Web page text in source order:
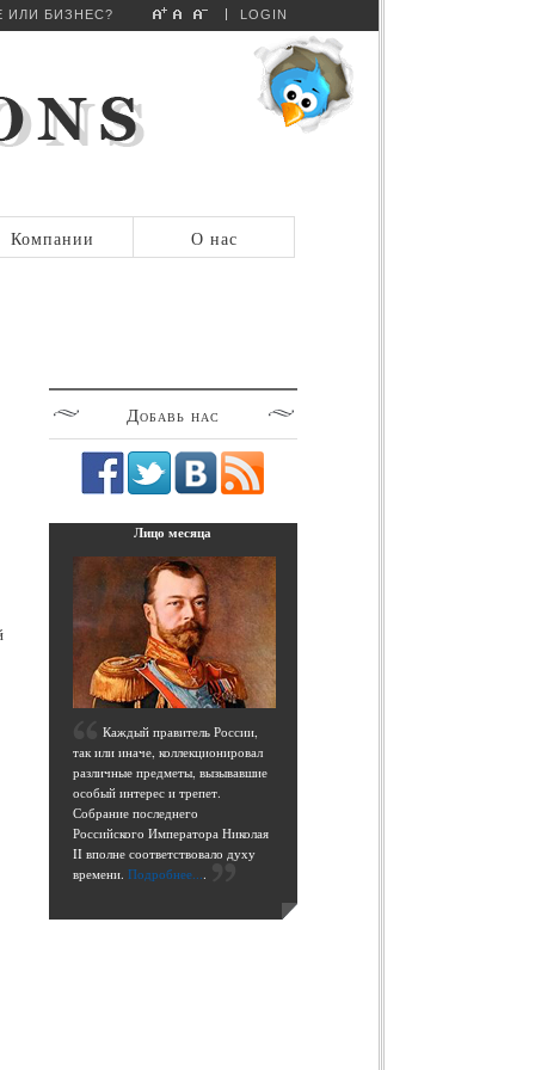
ИЛИ БИЗНЕС? LOGIN
Компании О нас
Добавь нас
Лицо месяца
Каждый правитель России,
так или иначе, коллекционировал
различные предметы, вызывавшие
особый интерес и трепет.
Собрание последнего
Российского Императора Николая
II вполне соответствовало духу
времени. Подробнее....